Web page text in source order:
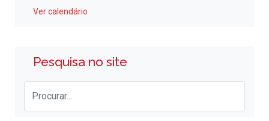
Ver calendário
Pesquisa no site